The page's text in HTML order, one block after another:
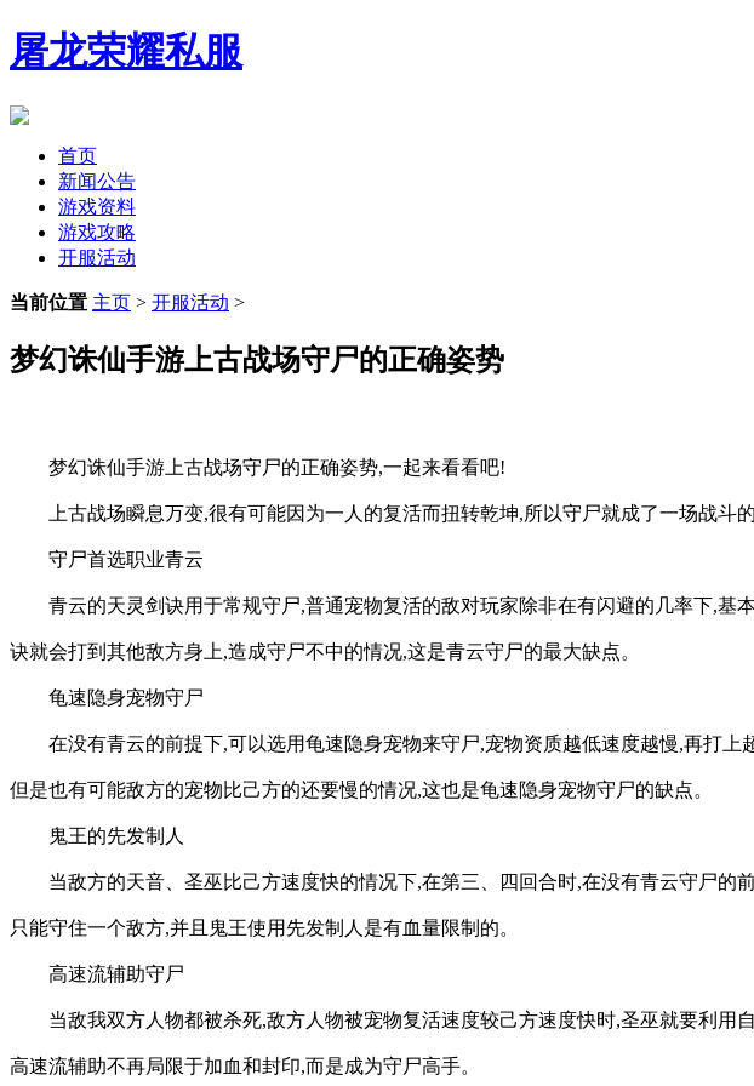
屠龙荣耀私服
首页
新闻公告
游戏资料
游戏攻略
开服活动
当前位置 主页 > 开服活动 >
梦幻诛仙手游上古战场守尸的正确姿势
梦幻诛仙手游上古战场守尸的正确姿势,一起来看看吧!
上古战场瞬息万变,很有可能因为一人的复活而扭转乾坤,所以守尸就成了一场战
守尸首选职业青云
青云的天灵剑诀用于常规守尸,普通宠物复活的敌对玩家除非在有闪避的几率下,
诀就会打到其他敌方身上,造成守尸不中的情况,这是青云守尸的最大缺点。
龟速隐身宠物守尸
在没有青云的前提下,可以选用龟速隐身宠物来守尸,宠物资质越低速度越慢,再打
但是也有可能敌方的宠物比己方的还要慢的情况,这也是龟速隐身宠物守尸的缺点。
鬼王的先发制人
当敌方的天音、圣巫比己方速度快的情况下,在第三、四回合时,在没有青云守尸
只能守住一个敌方,并且鬼王使用先发制人是有血量限制的。
高速流辅助守尸
当敌我双方人物都被杀死,敌方人物被宠物复活速度较己方速度快时,圣巫就要利
高速流辅助不再局限于加血和封印,而是成为守尸高手。